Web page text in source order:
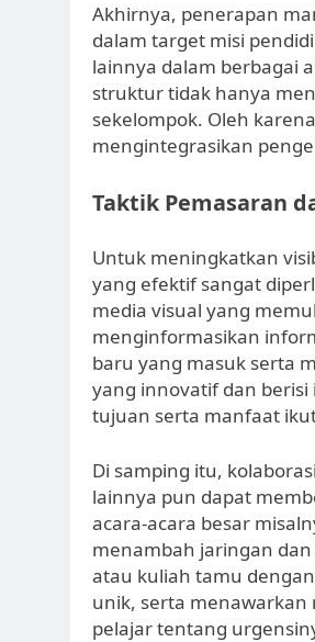
Akhirnya, penerapan
dalam target misi
lainnya dalam berbagai
struktur tidak hanya
sekelompok. Oleh
mengintegrasikan
Taktik Pemasaran
Untuk meningkatkan
yang efektif sangat
media visual yang
menginformasikan
baru yang masuk serta
yang innovatif dan
tujuan serta manfaat
Di samping itu,
lainnya pun dapat
acara-acara besar
menambah jaringan
atau kuliah tamu
unik, serta menawarkan
pelajar tentang